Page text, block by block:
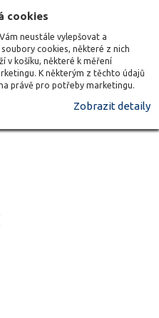
cookies
neustále vylepšovat a
cookies, některé z nich
v košíku, některé k měření
K některým z těchto údajů
právě pro potřeby marketingu.
Zobrazit detaily